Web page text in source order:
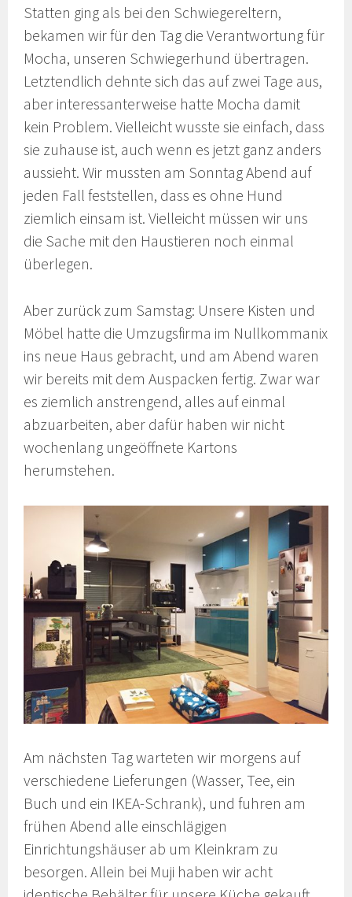
Statten ging als bei den Schwiegereltern,
bekamen wir für den Tag die Verantwortung für
Mocha, unseren Schwiegerhund übertragen.
Letztendlich dehnte sich das auf zwei Tage aus,
aber interessanterweise hatte Mocha damit
kein Problem. Vielleicht wusste sie einfach, dass
sie zuhause ist, auch wenn es jetzt ganz anders
aussieht. Wir mussten am Sonntag Abend auf
jeden Fall feststellen, dass es ohne Hund
ziemlich einsam ist. Vielleicht müssen wir uns
die Sache mit den Haustieren noch einmal
überlegen.
Aber zurück zum Samstag: Unsere Kisten und
Möbel hatte die Umzugsfirma im Nullkommanix
ins neue Haus gebracht, und am Abend waren
wir bereits mit dem Auspacken fertig. Zwar war
es ziemlich anstrengend, alles auf einmal
abzuarbeiten, aber dafür haben wir nicht
wochenlang ungeöffnete Kartons
herumstehen.
Am nächsten Tag warteten wir morgens auf
verschiedene Lieferungen (Wasser, Tee, ein
Buch und ein IKEA-Schrank), und fuhren am
frühen Abend alle einschlägigen
Einrichtungshäuser ab um Kleinkram zu
besorgen. Allein bei Muji haben wir acht